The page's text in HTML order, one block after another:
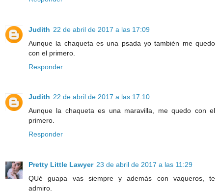
Judith 22 de abril de 2017 a las 17:09
Aunque la chaqueta es una psada yo también me quedo
con el primero.
Responder
Judith 22 de abril de 2017 a las 17:10
Aunque la chaqueta es una maravilla, me quedo con el
primero.
Responder
Pretty Little Lawyer 23 de abril de 2017 a las 11:29
QUé guapa vas siempre y además con vaqueros, te
admiro.